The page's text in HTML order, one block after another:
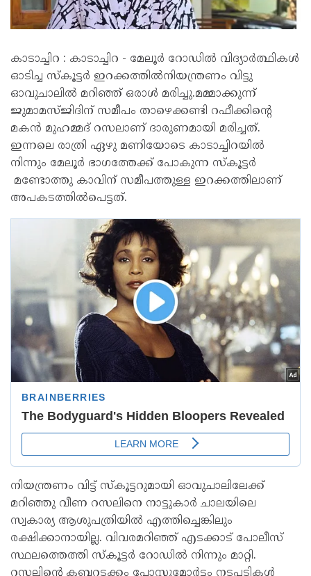
കാടാച്ചിറ : കാടാച്ചിറ - മേലൂർ റോഡിൽ വിദ്യാർത്ഥികൾ
ഓടിച്ച സ്‌കൂട്ടർ ഇറക്കത്തിൽനിയന്ത്രണം വിട്ടു
ഓവുചാലിൽ മറിഞ്ഞ് ഒരാൾ മരിച്ചു.മമ്മാക്കുന്ന്
ജുമാമസ്ജിദിന് സമീപം താഴെക്കണ്ടി റഫീക്കിന്റെ
മകൻ മുഹമ്മദ് റസലാണ് ദാരുണമായി മരിച്ചത്.
ഇന്നലെ രാത്രി ഏഴു മണിയോടെ കാടാച്ചിറയിൽ
നിന്നും മേലൂർ ഭാഗത്തേക്ക് പോകുന്ന സ്‌കൂട്ടർ
മണ്ടോത്തു കാവിന് സമീപത്തുള്ള ഇറക്കത്തിലാണ്
അപകടത്തിൽപെട്ടത്.
നിയന്ത്രണം വിട്ട് സ്‌കൂട്ടറുമായി ഓവുചാലിലേക്ക്
മറിഞ്ഞു വീണ റസലിനെ നാട്ടുകാർ ചാലയിലെ
സ്വകാര്യ ആശുപത്രിയിൽ എത്തിച്ചെങ്കിലും
രക്ഷിക്കാനായില്ല. വിവരമറിഞ്ഞ് എടക്കാട് പോലീസ്
സ്ഥലത്തെത്തി സ്‌കൂട്ടർ റോഡിൽ നിന്നും മാറ്റി.